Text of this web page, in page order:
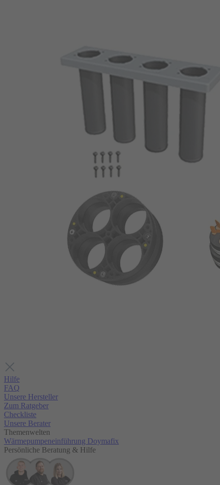
Hilfe
FAQ
Unsere Hersteller
Zum Ratgeber
Checkliste
Unsere Berater
Themenwelten
Wärmepumpeneinführung Doymafix
Persönliche Beratung & Hilfe